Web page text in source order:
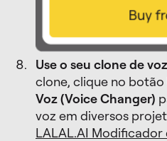
Use o seu clone de
clone, clique no botão
Voz (Voice Changer)
voz em diversos
LALAL.AI Modificador